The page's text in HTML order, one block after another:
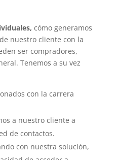
cómo generamos
nuestro cliente con la
ser compradores,
Tenemos a su vez
con la carrera
a nuestro cliente a
de contactos.
con nuestra solución,